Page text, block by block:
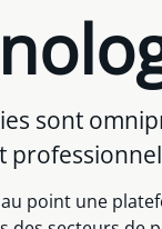
sont
point une